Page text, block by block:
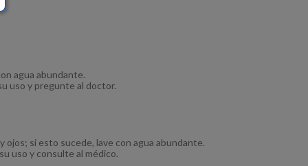
agua abundante.
uso y pregunte al doctor.
si esto sucede, lave con agua abundante.
uso y consulte al médico.